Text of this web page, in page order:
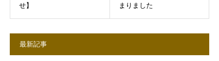
せ】
まりました
最新記事